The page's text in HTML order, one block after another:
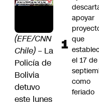
(EFE/CNN
Chile) – La
Policía de
Bolivia
detuvo
este lunes
apoyar
que
el 17 de
como
feriado